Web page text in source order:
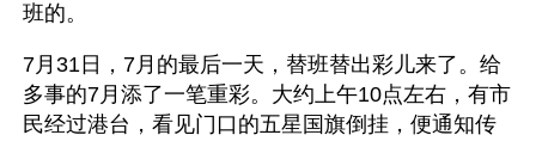
班的。
7月31日，7月的最后一天，替班替出彩儿来了。给
多事的7月添了一笔重彩。大约上午10点左右，有市
民经过港台，看见门口的五星国旗倒挂，便通知传